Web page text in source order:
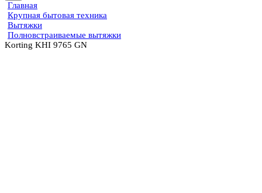
Главная
Крупная бытовая техника
Вытяжки
Полновстраиваемые вытяжки
Korting KHI 9765 GN